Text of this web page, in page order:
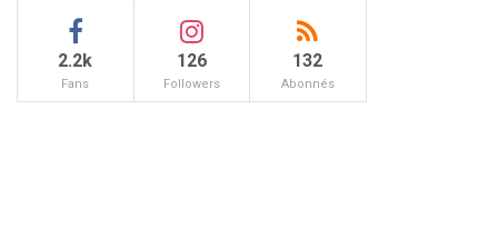
2.2k
Fans
126
Followers
132
Abonnés